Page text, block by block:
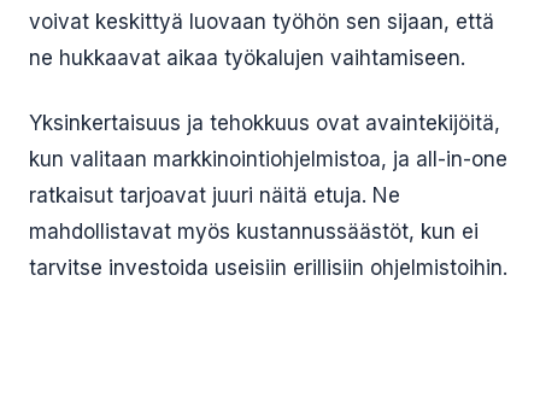
voivat keskittyä luovaan työhön sen sijaan, että
ne hukkaavat aikaa työkalujen vaihtamiseen.
Yksinkertaisuus ja tehokkuus ovat avaintekijöitä,
kun valitaan markkinointiohjelmistoa, ja all-in-one
ratkaisut tarjoavat juuri näitä etuja. Ne
mahdollistavat myös kustannussäästöt, kun ei
tarvitse investoida useisiin erillisiin ohjelmistoihin.